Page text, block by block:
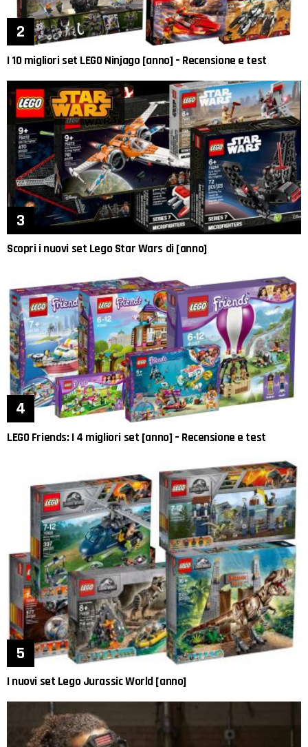
I 10 migliori set LEGO Ninjago [anno] – Recensione e test
Scopri i nuovi set Lego Star Wars di [anno]
LEGO Friends: I 4 migliori set [anno] – Recensione e test
I nuovi set Lego Jurassic World [anno]